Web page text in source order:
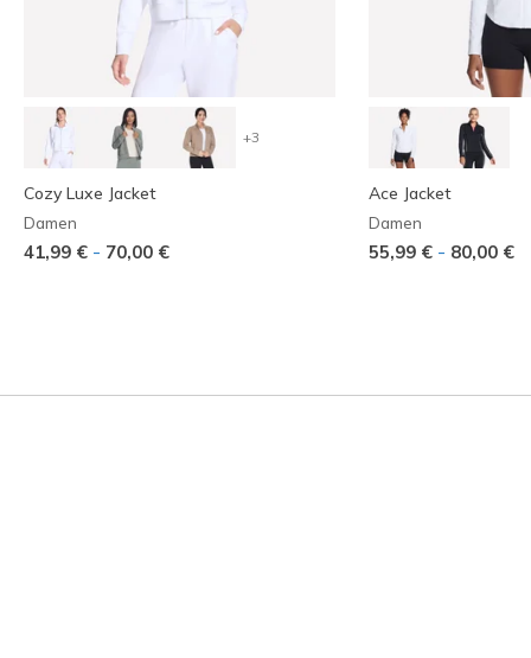
+3
Cozy Luxe Jacket
Damen
41,99 € - 70,00 €
Ace Jacket
Damen
55,99 € - 80,00 €